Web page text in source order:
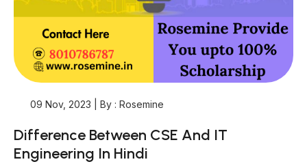
09 Nov, 2023 | By : Rosemine
Difference Between CSE And IT
Engineering In Hindi